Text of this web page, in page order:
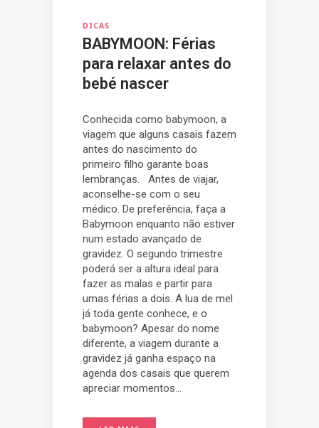
DICAS
BABYMOON: Férias
para relaxar antes do
bebé nascer
Conhecida como babymoon, a
viagem que alguns casais fazem
antes do nascimento do
primeiro filho garante boas
lembranças. Antes de viajar,
aconselhe-se com o seu
médico. De preferência, faça a
Babymoon enquanto não estiver
num estado avançado de
gravidez. O segundo trimestre
poderá ser a altura ideal para
fazer as malas e partir para
umas férias a dois. A lua de mel
já toda gente conhece, e o
babymoon? Apesar do nome
diferente, a viagem durante a
gravidez já ganha espaço na
agenda dos casais que querem
apreciar momentos...